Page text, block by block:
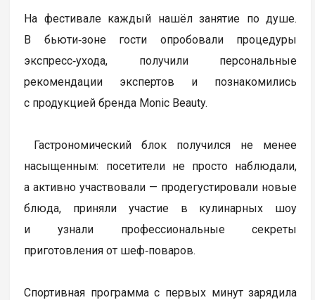
На фестивале каждый нашёл занятие по душе.
В бьюти‑зоне гости опробовали процедуры
экспресс‑ухода, получили персональные
рекомендации экспертов и познакомились
с продукцией бренда Monic Beauty.
Гастрономический блок получился не менее
насыщенным: посетители не просто наблюдали,
а активно участвовали — продегустировали новые
блюда, приняли участие в кулинарных шоу
и узнали профессиональные секреты
приготовления от шеф‑поваров.
Спортивная программа с первых минут зарядила